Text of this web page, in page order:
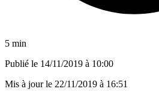
5 min
Publié le 14/11/2019 à 10:00
Mis à jour le 22/11/2019 à 16:51